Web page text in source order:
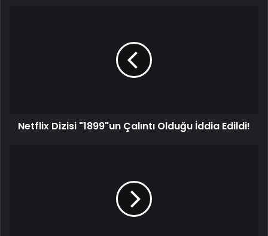
Netflix Dizisi "1899"un Çalıntı Olduğu İddia Edildi!